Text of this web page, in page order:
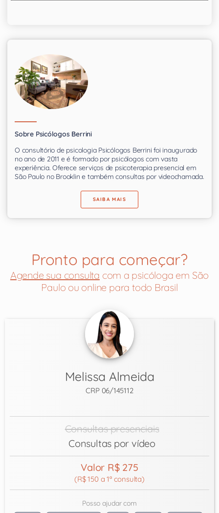
Sobre Psicólogos Berrini
O consultório de psicologia Psicólogos Berrini foi inaugurado
no ano de 2011 e é formado por psicólogos com vasta
experiência. Oferece serviços de psicoterapia presencial em
São Paulo no Brooklin e também consultas por videochamada.
SAIBA MAIS
Pronto para começar?
Agende sua consulta com a psicóloga em São
Paulo ou online para todo Brasil
Melissa Almeida
CRP 06/145112
Consultas presenciais
Consultas por vídeo
Valor R$ 275
(R$ 150 a 1ª consulta)
Posso ajudar com